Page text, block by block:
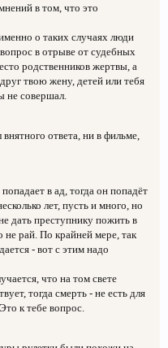
в том, что это
о таких случаях люди
в отрыве от судебных
родственников жертвы, а
твою жену, детей или тебя
не совершал.
ответа, ни в фильме,
в ад, тогда он попадёт
лет, пусть и много, но
дать преступнику пожить в
рай. По крайней мере, так
- вот с этим надо
что на том свете
тогда смерть - не есть для
к тебе вопрос.